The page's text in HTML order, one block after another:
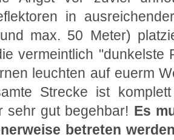
in
max. 50 Meter)
vermeintlich "dunkelste
leuchten auf euerm
Strecke ist
sehr gut begehbar! Es
betreten